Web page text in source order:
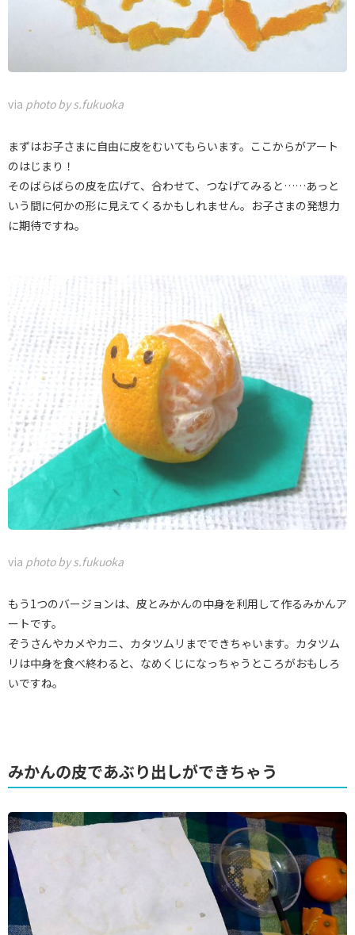
via photo by s.fukuoka
まずはお子さまに自由に皮をむいてもらいます。ここからがアート
のはじまり！
そのばらばらの皮を広げて、合わせて、つなげてみると……あっと
いう間に何かの形に見えてくるかもしれません。お子さまの発想力
に期待ですね。
via photo by s.fukuoka
もう1つのバージョンは、皮とみかんの中身を利用して作るみかんア
ートです。
ぞうさんやカメやカニ、カタツムリまでできちゃいます。カタツム
リは中身を食べ終わると、なめくじになっちゃうところがおもしろ
いですね。
みかんの皮であぶり出しができちゃう